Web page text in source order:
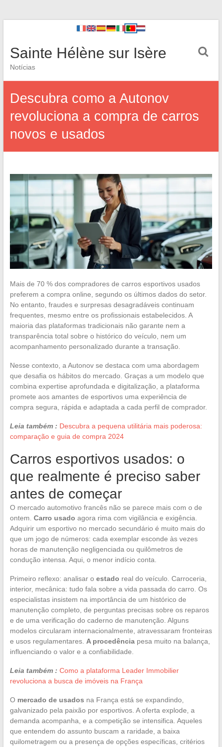
Sainte Hélène sur Isère
Notícias
Descubra como a Autonov
revoluciona a compra de carros
novos e usados
Mais de 70 % dos compradores de carros esportivos usados
preferem a compra online, segundo os últimos dados do setor.
No entanto, fraudes e surpresas desagradáveis continuam
frequentes, mesmo entre os profissionais estabelecidos. A
maioria das plataformas tradicionais não garante nem a
transparência total sobre o histórico do veículo, nem um
acompanhamento personalizado durante a transação.
Nesse contexto, a Autonov se destaca com uma abordagem
que desafia os hábitos do mercado. Graças a um modelo que
combina expertise aprofundada e digitalização, a plataforma
promete aos amantes de esportivos uma experiência de
compra segura, rápida e adaptada a cada perfil de comprador.
Leia também : Descubra a pequena utilitária mais poderosa:
comparação e guia de compra 2024
Carros esportivos usados: o
que realmente é preciso saber
antes de começar
O mercado automotivo francês não se parece mais com o de
ontem. Carro usado agora rima com vigilância e exigência.
Adquirir um esportivo no mercado secundário é muito mais do
que um jogo de números: cada exemplar esconde às vezes
horas de manutenção negligenciada ou quilômetros de
condução intensa. Aqui, o menor indício conta.
Primeiro reflexo: analisar o estado real do veículo. Carroceria,
interior, mecânica: tudo fala sobre a vida passada do carro. Os
especialistas insistem na importância de um histórico de
manutenção completo, de perguntas precisas sobre os reparos
e de uma verificação do caderno de manutenção. Alguns
modelos circularam internacionalmente, atravessaram fronteiras
e usos regulamentares. A procedênciapesa muito na balança,
influenciando o valor e a confiabilidade.
Leia também : Como a plataforma Leader Immobilier
revoluciona a busca de imóveis na França
O mercado de usados na França está se expandindo,
galvanizado pela paixão por esportivos. A oferta explode, a
demanda acompanha, e a competição se intensifica. Aqueles
que entendem do assunto buscam a raridade, a baixa
quilometragem ou a presença de opções específicas, critérios